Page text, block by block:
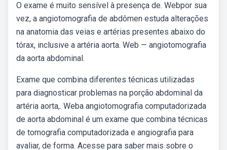
O exame é muito sensível à presença de. Webpor sua
vez, a angiotomografia de abdômen estuda alterações
na anatomia das veias e artérias presentes abaixo do
tórax, inclusive a artéria aorta. Web — angiotomografia
da aorta abdominal.
Exame que combina diferentes técnicas utilizadas
para diagnosticar problemas na porção abdominal da
artéria aorta,. Weba angiotomografia computadorizada
de aorta abdominal é um exame que combina técnicas
de tomografia computadorizada e angiografia para
avaliar, de forma. Acesse para saber mais sobre o